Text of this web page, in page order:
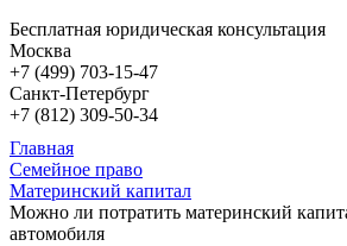
Бесплатная юридическая консультация
Москва
+7 (499) 703-15-47
Санкт-Петербург
+7 (812) 309-50-34
Главная
Семейное право
Материнский капитал
Можно ли потратить материнский
автомобиля